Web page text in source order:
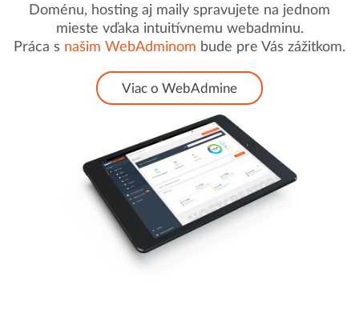
Doménu, hosting aj maily spravujete na jednom
mieste vďaka intuitívnemu webadminu.
Práca s našim WebAdminom bude pre Vás zážitkom.
Viac o WebAdmine